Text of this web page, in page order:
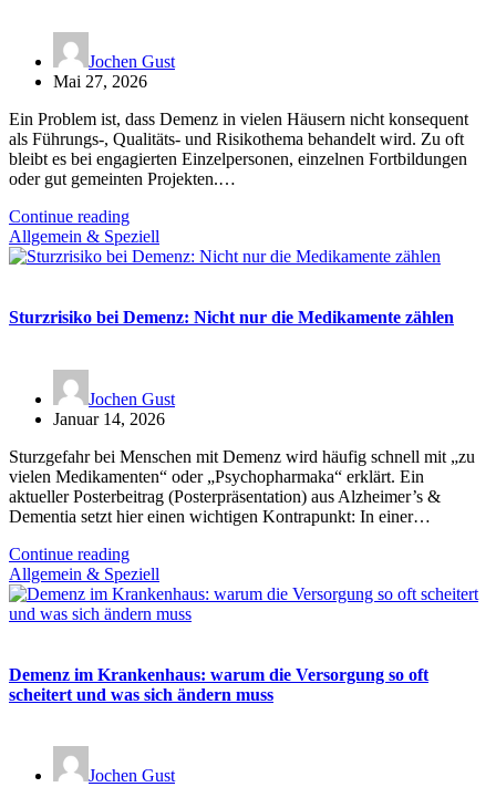
Jochen Gust
Mai 27, 2026
Ein Problem ist, dass Demenz in vielen Häusern nicht konsequent
als Führungs-, Qualitäts- und Risikothema behandelt wird. Zu oft
bleibt es bei engagierten Einzelpersonen, einzelnen Fortbildungen
oder gut gemeinten Projekten.…
Continue reading
Allgemein & Speziell
Sturzrisiko bei Demenz: Nicht nur die Medikamente zählen
Jochen Gust
Januar 14, 2026
Sturzgefahr bei Menschen mit Demenz wird häufig schnell mit „zu
vielen Medikamenten“ oder „Psychopharmaka“ erklärt. Ein
aktueller Posterbeitrag (Posterpräsentation) aus Alzheimer’s &
Dementia setzt hier einen wichtigen Kontrapunkt: In einer…
Continue reading
Allgemein & Speziell
Demenz im Krankenhaus: warum die Versorgung so oft
scheitert und was sich ändern muss
Jochen Gust